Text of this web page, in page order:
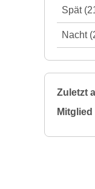
Spät
Nacht
Zuletzt
Mitglied